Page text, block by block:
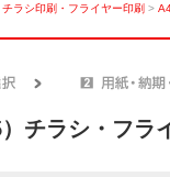
チラシ印刷・フライヤー印刷 >
チラシ・フラ